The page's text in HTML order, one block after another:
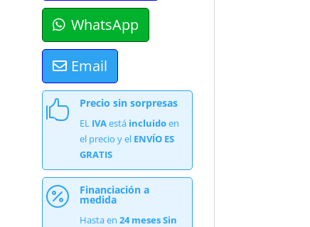
WhatsApp
Email
 Precio sin sorpresas
EL IVAestá incluidoen
el precio y el ENVÍO ES
GRATIS
 Financiación a
medida
Hasta en24 meses Sin